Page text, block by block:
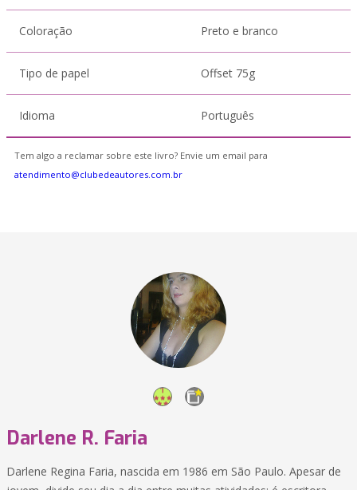
Coloração Preto e branco
Tipo de papel Offset 75g
Idioma Português
Tem algo a reclamar sobre este livro? Envie um email para
atendimento@clubedeautores.com.br
Darlene R. Faria
Darlene Regina Faria, nascida em 1986 em São Paulo. Apesar de